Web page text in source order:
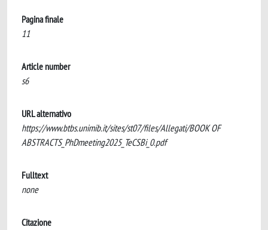
Pagina finale
11
Article number
s6
URL alternativo
https://www.btbs.unimib.it/sites/st07/files/Allegati/BOOK OF
ABSTRACTS_PhDmeeting2025_TeCSBi_0.pdf
Fulltext
none
Citazione